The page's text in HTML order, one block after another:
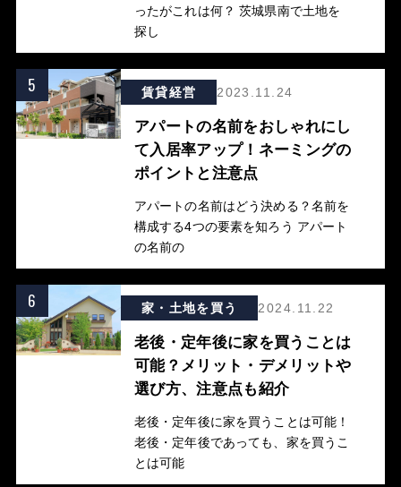
ったがこれは何？ 茨城県南で土地を
探し
5 賃貸経営 2023.11.24
アパートの名前をおしゃれにし
て入居率アップ！ネーミングの
ポイントと注意点
アパートの名前はどう決める？名前を
構成する4つの要素を知ろう アパート
の名前の
6 家・土地を買う 2024.11.22
老後・定年後に家を買うことは
可能？メリット・デメリットや
選び方、注意点も紹介
老後・定年後に家を買うことは可能！
老後・定年後であっても、家を買うこ
とは可能